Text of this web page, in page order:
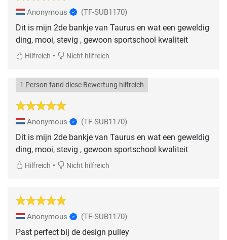
Anonymous (TF-SUB1170)
Dit is mijn 2de bankje van Taurus en wat een geweldig
ding, mooi, stevig , gewoon sportschool kwaliteit
Hilfreich • Nicht hilfreich
1 Person fand diese Bewertung hilfreich
Anonymous (TF-SUB1170)
Dit is mijn 2de bankje van Taurus en wat een geweldig
ding, mooi, stevig , gewoon sportschool kwaliteit
Hilfreich • Nicht hilfreich
Anonymous (TF-SUB1170)
Past perfect bij de design pulley